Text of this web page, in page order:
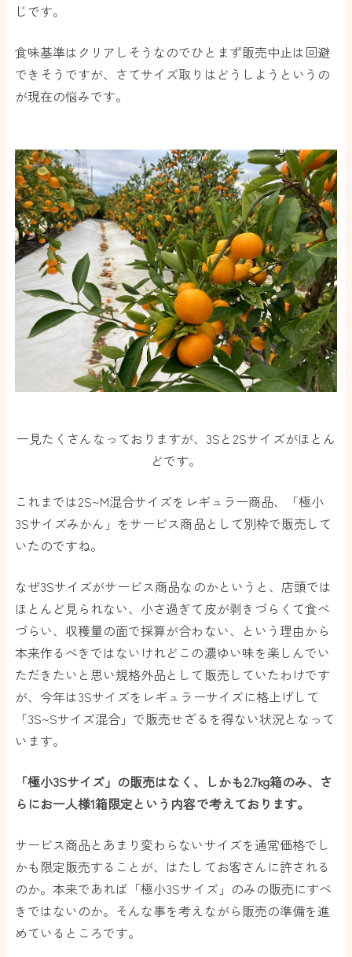
じです。
食味基準はクリアしそうなのでひとまず販売中止は回避
できそうですが、さてサイズ取りはどうしようというの
が現在の悩みです。
一見たくさんなっておりますが、3Sと2Sサイズがほとん
どです。
これまでは2S~M混合サイズをレギュラー商品、「極小
3Sサイズみかん」をサービス商品として別枠で販売して
いたのですね。
なぜ3Sサイズがサービス商品なのかというと、店頭では
ほとんど見られない、小さ過ぎて皮が剥きづらくて食べ
づらい、収穫量の面で採算が合わない、という理由から
本来作るべきではないけれどこの濃ゆい味を楽しんでい
ただきたいと思い規格外品として販売していたわけです
が、今年は3Sサイズをレギュラーサイズに格上げして
「3S~Sサイズ混合」で販売せざるを得ない状況となって
います。
「極小3Sサイズ」の販売はなく、しかも2.7kg箱のみ、さ
らにお一人様1箱限定という内容で考えております。
サービス商品とあまり変わらないサイズを通常価格でし
かも限定販売することが、はたしてお客さんに許される
のか。本来であれば「極小3Sサイズ」のみの販売にすべ
きではないのか。そんな事を考えながら販売の準備を進
めているところです。